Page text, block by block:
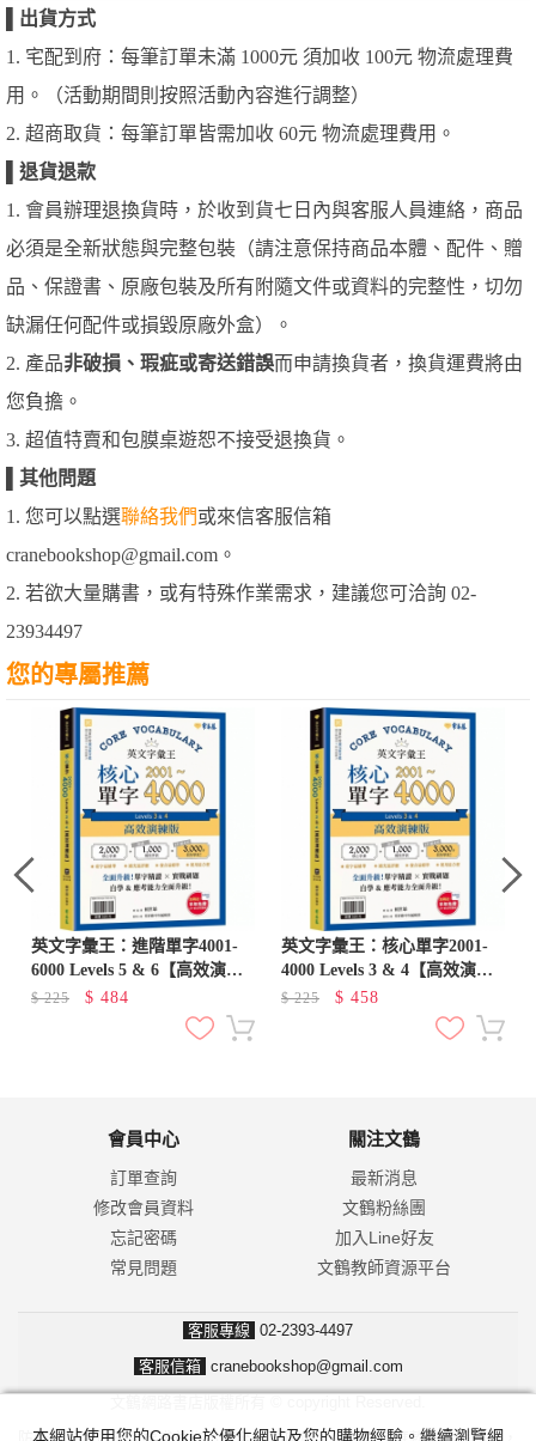
出貨方式
1. 宅配到府：每筆訂單未滿 1000元 須加收 100元 物流處理費
用。（活動期間則按照活動內容進行調整）
2. 超商取貨：每筆訂單皆需加收 60元 物流處理費用。
退貨退款
1. 會員辦理退換貨時，於收到貨七日內與客服人員連絡，商品
必須是全新狀態與完整包裝（請注意保持商品本體、配件、贈
品、保證書、原廠包裝及所有附隨文件或資料的完整性，切勿
缺漏任何配件或損毀原廠外盒）。
2. 產品非破損、瑕疵或寄送錯誤而申請換貨者，換貨運費將由
您負擔。
3. 超值特賣和包膜桌遊恕不接受退換貨。
其他問題
1. 您可以點選聯絡我們或來信客服信箱
cranebookshop@gmail.com。
2. 若欲大量購書，或有特殊作業需求，建議您可洽詢 02-
23934497
您的專屬推薦
英文字彙王：進階單字4001-
6000 Levels 5 & 6【高效演練
版】(附試題本，加碼送半年免
$225 $ 484
英文字彙王：核心單字2001-
4000 Levels 3 & 4【高效演練
版】(附試題本，加碼送半年免
$225 $ 458
會員中心
訂單查詢
修改會員資料
忘記密碼
常見問題
關注文鶴
最新消息
文鶴粉絲團
加入Line好友
文鶴教師資源平台
客服專線 02-2393-4497
客服信箱 cranebookshop@gmail.com
本網站使用您的Cookie於優化網站及您的購物經驗。繼續瀏覽網